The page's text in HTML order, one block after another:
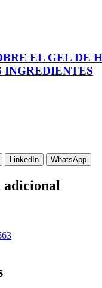
EL GEL DE
INGREDIENTES
LinkedIn WhatsApp